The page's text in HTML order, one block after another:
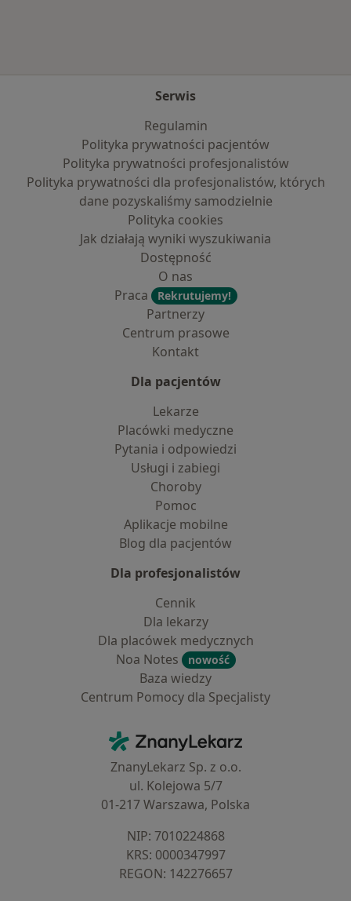
Serwis
Regulamin
Polityka prywatności pacjentów
Polityka prywatności profesjonalistów
Polityka prywatności dla profesjonalistów, których
dane pozyskaliśmy samodzielnie
Polityka cookies
Jak działają wyniki wyszukiwania
Dostępność
O nas
Praca
Rekrutujemy!
Partnerzy
Centrum prasowe
Kontakt
Dla pacjentów
Lekarze
Placówki medyczne
Pytania i odpowiedzi
Usługi i zabiegi
Choroby
Pomoc
Aplikacje mobilne
Blog dla pacjentów
Dla profesjonalistów
Cennik
Dla lekarzy
Dla placówek medycznych
Noa Notes
nowość
Baza wiedzy
Centrum Pomocy dla Specjalisty
ZnanyLekarz - Strona główna
ZnanyLekarz Sp. z o.o.
ul. Kolejowa 5/7
01-217 Warszawa, Polska
NIP: ⁠7010224868
KRS: ⁠0000347997
REGON: ⁠142276657